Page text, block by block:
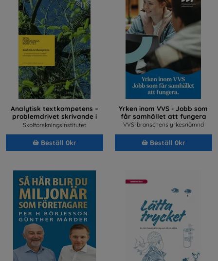
Analytisk textkompetens –
problemdrivet skrivande i
samhällsvetenskapliga och
Skolforskningsinstitutet
Beställ 0kr
Yrken inom VVS - Jobb som
får samhället att fungera
VVS-branschens yrkesnämnd
Beställ 0kr